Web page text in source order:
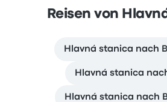
Reisen von
Hlavná stanica nach
Hlavná stanica
Hlavná stanica nach